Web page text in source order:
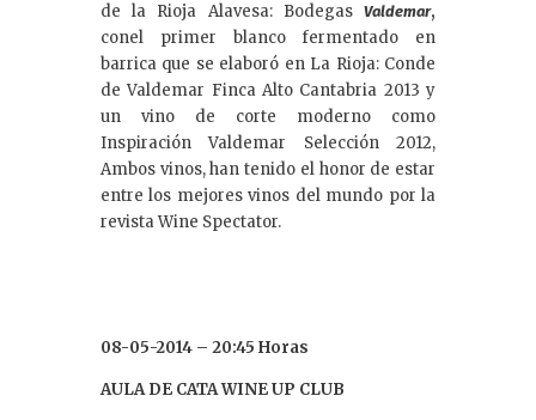
de la Rioja Alavesa: Bodegas Valdemar,
conel primer blanco fermentado en
barrica que se elaboró en La Rioja: Conde
de Valdemar Finca Alto Cantabria 2013 y
un vino de corte moderno como
Inspiración Valdemar Selección 2012,
Ambos vinos, han tenido el honor de estar
entre los mejores vinos del mundo por la
revista Wine Spectator.
08-05-2014 – 20:45 Horas
AULA DE CATA WINE UP CLUB